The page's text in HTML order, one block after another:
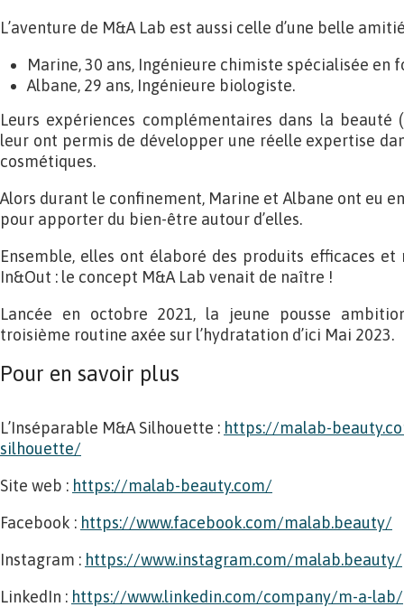
L’aventure de M&A Lab est aussi celle d’une belle
Marine, 30 ans, Ingénieure chimiste spécialisée en
Albane, 29 ans, Ingénieure biologiste.
Leurs expériences complémentaires dans la beauté
leur ont permis de développer une réelle expertise
cosmétiques.
Alors durant le confinement, Marine et Albane ont eu
pour apporter du bien-être autour d’elles.
Ensemble, elles ont élaboré des produits efficaces et
In&Out : le concept M&A Lab venait de naître !
Lancée en octobre 2021, la jeune pousse
troisième routine axée sur l’hydratation d’ici Mai 2023.
Pour en savoir plus
L’Inséparable M&A Silhouette : https://malab-
silhouette/
Site web : https://malab-beauty.com/
Facebook : https://www.facebook.com/malab.beauty/
Instagram : https://www.instagram.com/malab.beauty/
LinkedIn : https://www.linkedin.com/company/m-a-lab/